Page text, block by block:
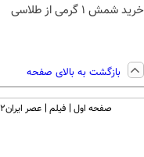
خرید شمش 1 گرمی از طلاسی
بازگشت به بالای صفحه
صفحه اول فیلم عصر ایران۲